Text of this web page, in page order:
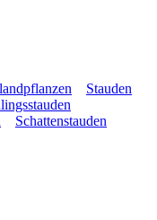
Stauden
Schattenstauden